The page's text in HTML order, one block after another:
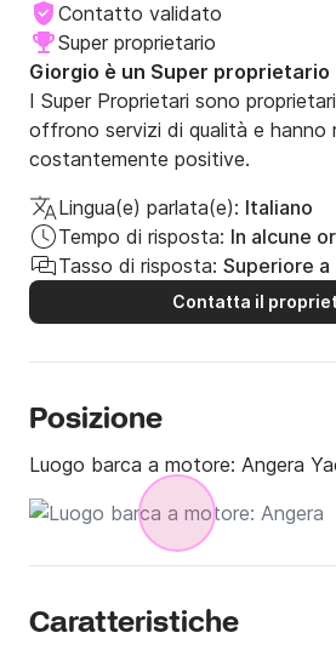
Contatto validato
Super proprietario
Giorgio è un Super proprietario
I Super Proprietari sono
offrono servizi di qualità e hanno
costantemente positive.
Lingua(e) parlata(e): Italiano
Tempo di risposta: In alcune
Tasso di risposta: Superiore a
Contatta il
Posizione
Luogo barca a motore: Angera
Caratteristiche